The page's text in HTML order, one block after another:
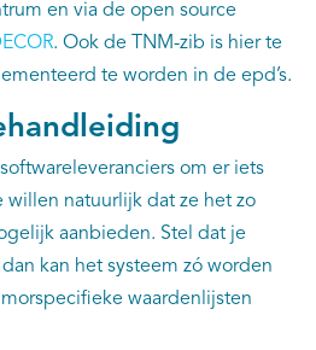
en via de open source
. Ook de TNM-zib is hier te
te worden in de epd’s.
om er iets
willen natuurlijk dat ze het zo
aanbieden. Stel dat je
dan kan het systeem zó worden
waardenlijsten